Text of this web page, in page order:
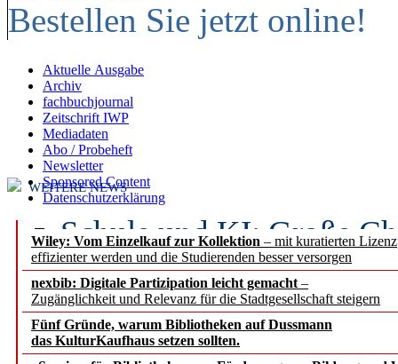
Bestellen Sie jetzt online!
Aktuelle Ausgabe
Archiv
fachbuchjournal
Zeitschrift IWP
Mediadaten
Abo / Probeheft
Newsletter
Sponsored Content
Datenschutzerklärung
Wiley: Vom Einzelkauf zur Kollektion – mit kuratierten
effizienter werden und die Studierenden besser versorgen
nexbib: Digitale Partizipation leicht gemacht –
Zugänglichkeit und Relevanz für die Stadtgesellschaft steigern
Fünf Gründe, warum Bibliotheken auf Dussmann
das KulturKaufhaus setzen sollten.
WEITERE NEWS
Schule und KI: Große
Voraussetzungen
Erfolgreiches erstes
Segment Research –